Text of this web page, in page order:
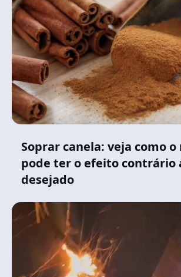
Soprar canela: veja como
pode ter o efeito contrário
desejado